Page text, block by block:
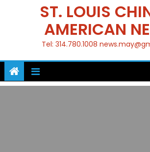
ST. LOUIS
AMERICAN
Tel: 314.780.1008